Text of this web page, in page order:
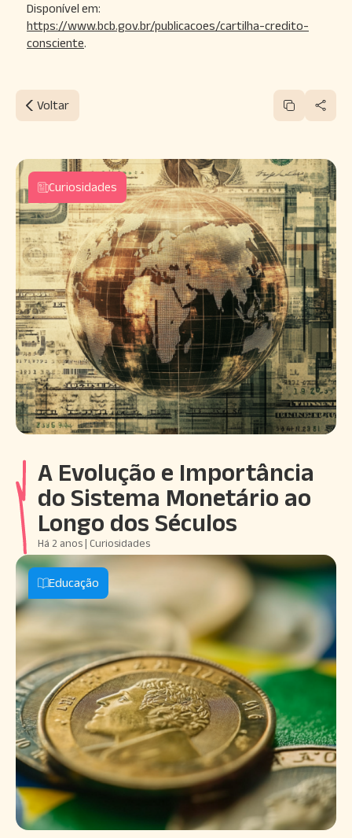
Disponível em:
https://www.bcb.gov.br/publicacoes/cartilha-credito-
consciente.
Voltar
Curiosidades
A Evolução e Importância
do Sistema Monetário ao
Longo dos Séculos
Há 2 anos | Curiosidades
Educação